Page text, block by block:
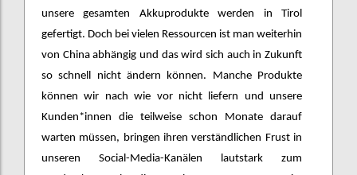
unsere gesamten Akkuprodukte werden in Tirol
gefertigt. Doch bei vielen Ressourcen ist man weiterhin
von China abhängig und das wird sich auch in Zukunft
so schnell nicht ändern können. Manche Produkte
können wir nach wie vor nicht liefern und unsere
Kunden*innen die teilweise schon Monate darauf
warten müssen, bringen ihren verständlichen Frust in
unseren Social-Media-Kanälen lautstark zum